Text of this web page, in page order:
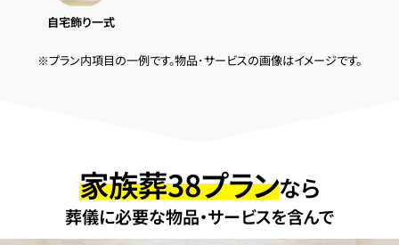
自宅飾り一式
※プラン内項目の一例です。物品･サービスの画像はイメージです。
家族葬38プランなら
葬儀に必要な物品・サービスを含んで